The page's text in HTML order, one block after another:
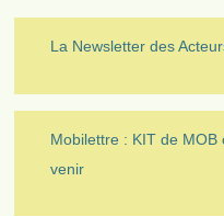
La Newsletter des
Mobilettre : KIT de
venir